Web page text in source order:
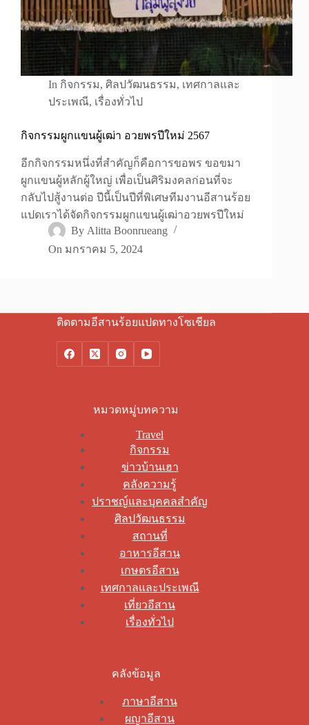
In กิจกรรม,ศิลปวัฒนธรรม, เทศกาลและ
ประเพณี, เรื่องทั่วไป
กิจกรรมผูกแขนผู้เฒ่า อวยพรปีใหม่ 2567
อีกกิจกรรมหนึ่งที่สำคัญก็คือการขอพร ขอขมา
ผูกแขนผู้หลักผู้ใหญ่ เพื่อเป็นศิริมงคลก่อนที่จะ
กลับไปสู้งานต่อ ปีนี้เป็นปีที่พิเศษทีมงานอีสานร้อย
แปดเราได้จัดกิจกรรมผูกแขนผู้เฒ่าอวยพรปีใหม่
By Alitta Boonrueang
On มกราคม 5, 2024
ติดตามอีสานร้อยแปดทางโซเชียล
หมวดหมู่บทความ
Travel
กิจกรรม
ข่าวบ้านเฮา
คลังความรู้
ปราชญ์และบุคคลสำคัญ
ศิลปวัฒนธรรม
สถานที่
อาหารอีสาน
เกษตรอีสาน
เทศกาลและประเพณี
เที่ยวอีสาน
เรื่องทั่วไป
คลังข้อมูล
ภาษาอีสาน
ผญาอีสาน